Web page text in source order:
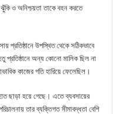
ও অনিশ্চয়তা তাকে বহন করতে
প্রতিষ্ঠানে উপস্থিত থেকে সঠিকভাবে
প্রতিষ্ঠানে অন্য কোনো মালিক ছিল না
কাজের গতি হারিয়ে ফেলেছিল।
ছাড়া হয়ে গেছে। এতে ব্যবসায়ের
তার ব্যক্তিগত সীমাবদ্ধতা বেশি